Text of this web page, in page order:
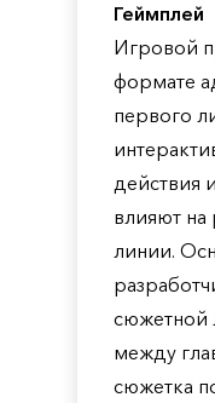
Геймплей
Игровой
формате
первого
действия
влияют на
линии.
сюжетной
между
сюжетка